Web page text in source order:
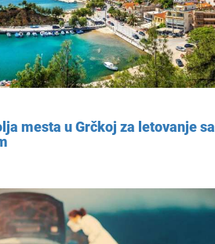
mesta u Grčkoj za letovanje sa